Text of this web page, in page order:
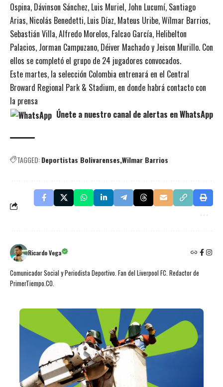
Ospina, Dávinson Sánchez, Luis Muriel, John Lucumí, Santiago
Arias, Nicolás Benedetti, Luis Díaz, Mateus Uribe, Wílmar Barrios,
Sebastián Villa, Alfredo Morelos, Falcao García, Helibelton
Palacios, Jorman Campuzano, Déiver Machado y Jeison Murillo. Con
ellos se completó el grupo de 24 jugadores convocados.
Este martes, la selección Colombia entrenará en el Central
Broward Regional Park & Stadium, en donde habrá contacto con
la prensa
Únete a nuestro canal de alertas en WhatsApp
TAGGED:Deportistas Bolivarenses Wilmar Barrios
Ricardo Vega
Comunicador Social y Periodista Deportivo. Fan del Liverpool FC. Redactor de
PrimerTiempo.CO.